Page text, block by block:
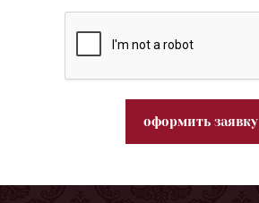
оформить заявку